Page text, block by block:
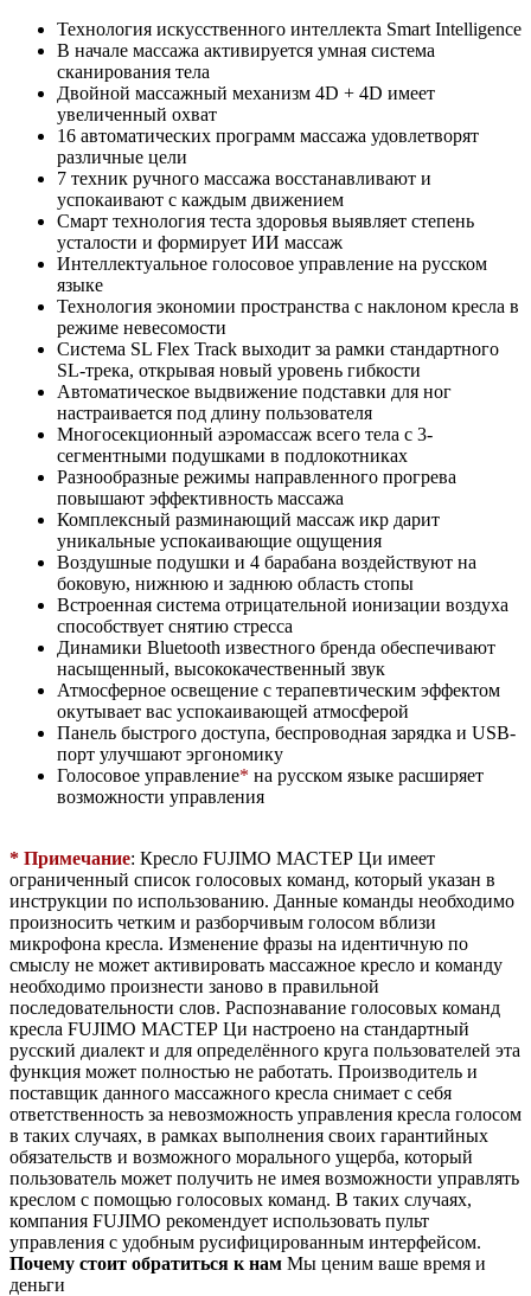
Технология искусственного интеллекта Smart Intelligence
В начале массажа активируется умная система
сканирования тела
Двойной массажный механизм 4D + 4D имеет
увеличенный охват
16 автоматических программ массажа удовлетворят
различные цели
7 техник ручного массажа восстанавливают и
успокаивают с каждым движением
Смарт технология теста здоровья выявляет степень
усталости и формирует ИИ массаж
Интеллектуальное голосовое управление на русском
языке
Технология экономии пространства с наклоном кресла в
режиме невесомости
Система SL Flex Track выходит за рамки стандартного
SL-трека, открывая новый уровень гибкости
Автоматическое выдвижение подставки для ног
настраивается под длину пользователя
Многосекционный аэромассаж всего тела с 3-
сегментными подушками в подлокотниках
Разнообразные режимы направленного прогрева
повышают эффективность массажа
Комплексный разминающий массаж икр дарит
уникальные успокаивающие ощущения
Воздушные подушки и 4 барабана воздействуют на
боковую, нижнюю и заднюю область стопы
Встроенная система отрицательной ионизации воздуха
способствует снятию стресса
Динамики Bluetooth известного бренда обеспечивают
насыщенный, высококачественный звук
Атмосферное освещение с терапевтическим эффектом
окутывает вас успокаивающей атмосферой
Панель быстрого доступа, беспроводная зарядка и USB-
порт улучшают эргономику
​Голосовое управление* на русском ​языке расширяет
возможности управления
* Примечание: Кресло FUJIMO МАСТЕР Ци имеет
ограниченный список голосовых команд, который указан в
инструкции по использованию. Данные команды необходимо
произносить четким и разборчивым голосом вблизи
микрофона кресла. Изменение фразы на идентичную по
смыслу не может активировать массажное кресло и команду
необходимо произнести заново в правильной
последовательности слов. Распознавание голосовых команд
кресла FUJIMO МАСТЕР Ци настроено на стандартный
русский диалект и для определённого круга пользователей эта
функция может полностью не работать. Производитель и
поставщик данного массажного кресла снимает с себя
ответственность за невозможность управления кресла голосом
в таких случаях, в рамках выполнения своих гарантийных
обязательств и возможного морального ущерба, который
пользователь может получить не имея возможности управлять
креслом с помощью голосовых команд. В таких случаях,
компания FUJIMО рекомендует использовать пульт
управления с удобным русифицированным интерфейсом.
Почему стоит обратиться к нам Мы ценим ваше время и
деньги